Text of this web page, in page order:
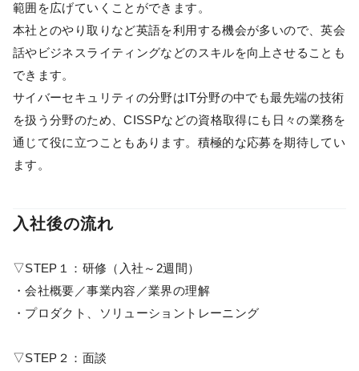
範囲を広げていくことができます。
本社とのやり取りなど英語を利用する機会が多いので、英会
話やビジネスライティングなどのスキルを向上させることも
できます。
サイバーセキュリティの分野はIT分野の中でも最先端の技術
を扱う分野のため、CISSPなどの資格取得にも日々の業務を
通じて役に立つこともあります。積極的な応募を期待してい
ます。
入社後の流れ
▽STEP１：研修（入社～2週間）
・会社概要／事業内容／業界の理解
・プロダクト、ソリューショントレーニング
▽STEP２：面談